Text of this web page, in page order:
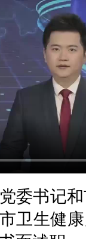
委书记
卫生健